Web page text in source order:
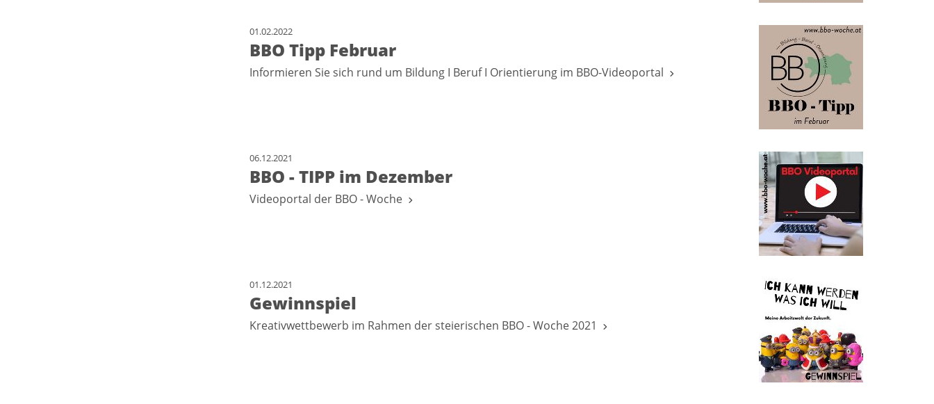
01.02.2022
BBO Tipp Februar
Informieren Sie sich rund um Bildung I Beruf I Orientierung im BBO-Videoportal
06.12.2021
BBO - TIPP im Dezember
Videoportal der BBO - Woche
01.12.2021
Gewinnspiel
Kreativwettbewerb im Rahmen der steierischen BBO - Woche 2021